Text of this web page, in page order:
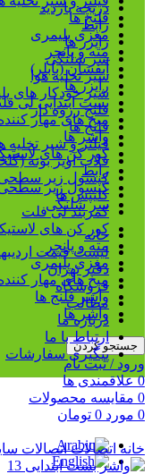
دریچه بازدید
رابط
رایزر ها
سر شلنگی
شیر تخلیه هوا
شیر خودکار های
فلنج رزوه دار
فلنج ها
فیلتر و شیر تخلیه
قلاب آویز بوته
کپسول زیر
کلیپس ها
کمربند لی فلت
کور کن های
مته و پانچر
مغزی پلیمری
میخ های مهار
واشر فلنج ها
واشر ها
جستجو کردن
ورود / ثبت نام
0 علاقمندی ها
0 مقایسه محصولات
0 مورد 0 تومان
فلنج ها
مغزی پلیمری
مته و پانچر
آبفشان (بابلر)
رایزر ها
بست ابتدایی لی
میخ های مهار
واشر ها
کور کن های
رابط
کپسول زیر
سر شلنگی
خانه
لیست قیمت اردیبهشت
دفتر تهران
فروشگاه
مطالب
درباره ما
ارتباط با ما
پیگیری سفارشات
خانه اتصالاتاتصالات سایز